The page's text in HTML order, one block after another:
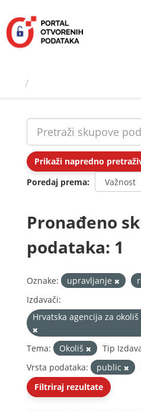
sadržaj
Prikaži napredno
Poredaj prema
Pronađeno
podataka: 1
Oznake: upravljanje
Izdavači:
Hrvatska agencija za
Tema: Okoliš Tip
Vrsta podataka:
public
Filtriraj rezultate